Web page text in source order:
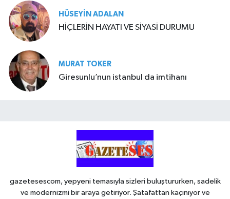
HÜSEYIN ADALAN
HİÇLERİN HAYATI VE SİYASİ DURUMU
MURAT TOKER
Giresunlu’nun istanbul da imtihanı
gazetesescom, yepyeni temasıyla sizleri buluştururken, sadelik
ve modernizmi bir araya getiriyor. Şatafattan kaçınıyor ve